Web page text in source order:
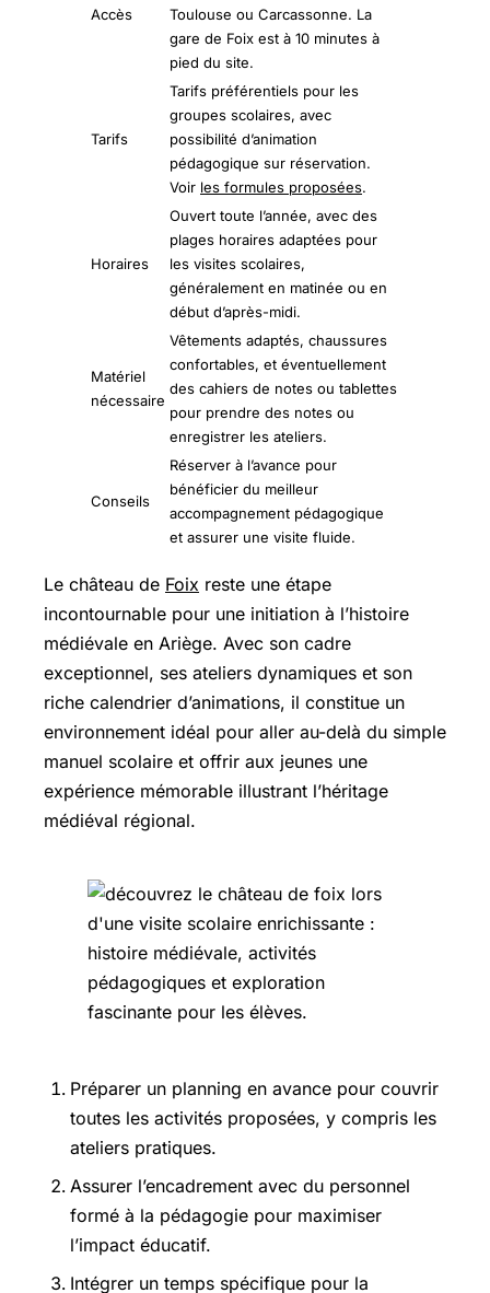
Accès
Toulouse ou Carcassonne. La
gare de Foix est à 10 minutes à
pied du site.
Tarifs
Tarifs préférentiels pour les
groupes scolaires, avec
possibilité d’animation
pédagogique sur réservation.
Voir les formules proposées.
Horaires
Ouvert toute l’année, avec des
plages horaires adaptées pour
les visites scolaires,
généralement en matinée ou en
début d’après-midi.
Matériel
nécessaire
Vêtements adaptés, chaussures
confortables, et éventuellement
des cahiers de notes ou tablettes
pour prendre des notes ou
enregistrer les ateliers.
Conseils
Réserver à l’avance pour
bénéficier du meilleur
accompagnement pédagogique
et assurer une visite fluide.
Le château de Foix reste une étape
incontournable pour une initiation à l’histoire
médiévale en Ariège. Avec son cadre
exceptionnel, ses ateliers dynamiques et son
riche calendrier d’animations, il constitue un
environnement idéal pour aller au-delà du simple
manuel scolaire et offrir aux jeunes une
expérience mémorable illustrant l’héritage
médiéval régional.
Préparer un planning en avance pour couvrir
toutes les activités proposées, y compris les
ateliers pratiques.
Assurer l’encadrement avec du personnel
formé à la pédagogie pour maximiser
l’impact éducatif.
Intégrer un temps spécifique pour la